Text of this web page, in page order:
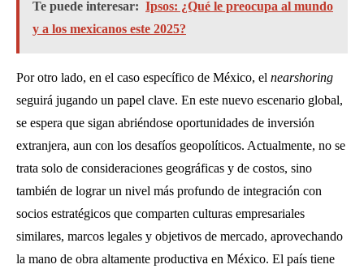
Te puede interesar: Ipsos: ¿Qué le preocupa al mundo
y a los mexicanos este 2025?
Por otro lado, en el caso específico de México, el nearshoring
seguirá jugando un papel clave. En este nuevo escenario global,
se espera que sigan abriéndose oportunidades de inversión
extranjera, aun con los desafíos geopolíticos. Actualmente, no se
trata solo de consideraciones geográficas y de costos, sino
también de lograr un nivel más profundo de integración con
socios estratégicos que comparten culturas empresariales
similares, marcos legales y objetivos de mercado, aprovechando
la mano de obra altamente productiva en México. El país tiene